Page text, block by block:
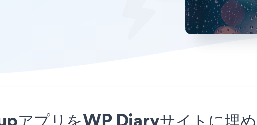
アプリをWP Diaryサイトに埋